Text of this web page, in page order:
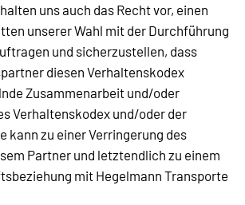
uns auch das Recht vor, einen
unserer Wahl mit der Durchführung
und sicherzustellen, dass
diesen Verhaltenskodex
Zusammenarbeit und/oder
Verhaltenskodex und/oder der
kann zu einer Verringerung des
Partner und letztendlich zu einem
mit Hegelmann Transporte